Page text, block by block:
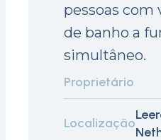
pessoas com
de banho a
simultâneo.
Proprietário
Localização